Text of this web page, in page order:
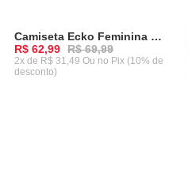
-10%
Camiseta Ecko Feminina Especial Preta
R$ 62,99 R$ 69,99
2x de R$ 31,49 Ou no Pix (10% de
desconto)